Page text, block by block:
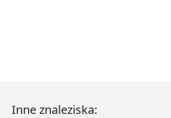
Inne znaleziska: